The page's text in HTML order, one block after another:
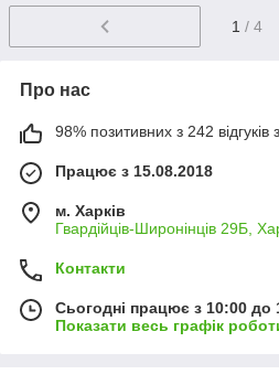
1 / 4
Про нас
98% позитивних з 242 відгуків
Працює з 15.08.2018
м. Харків
Гвардійців-Широнінців 29Б,
Контакти
Сьогодні працює з 10:00 до
Показати весь графік